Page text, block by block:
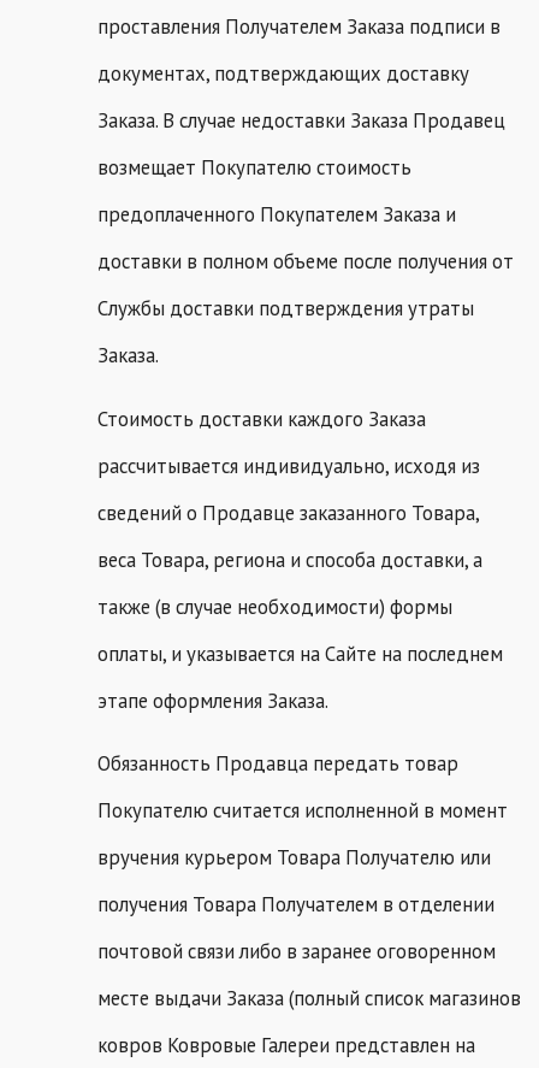
проставления Получателем Заказа подписи в
документах, подтверждающих доставку
Заказа. В случае недоставки Заказа Продавец
возмещает Покупателю стоимость
предоплаченного Покупателем Заказа и
доставки в полном объеме после получения от
Службы доставки подтверждения утраты
Заказа.
Стоимость доставки каждого Заказа
рассчитывается индивидуально, исходя из
сведений о Продавце заказанного Товара,
веса Товара, региона и способа доставки, а
также (в случае необходимости) формы
оплаты, и указывается на Сайте на последнем
этапе оформления Заказа.
Обязанность Продавца передать товар
Покупателю считается исполненной в момент
вручения курьером Товара Получателю или
получения Товара Получателем в отделении
почтовой связи либо в заранее оговоренном
месте выдачи Заказа (полный список магазинов
ковров Ковровые Галереи представлен на